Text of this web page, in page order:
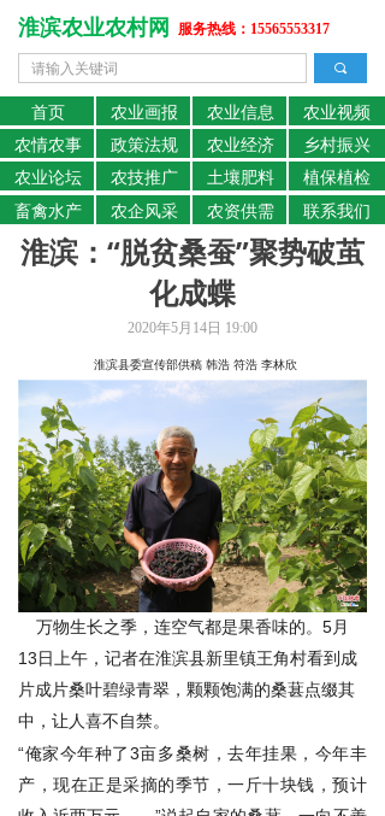
服务热线：15565553317
首页 农业画报 农业信息 农业视频
农业论坛 农技推广 土壤肥料 植保植检
淮滨农业农村网
끠
农情农事 政策法规 农业经济 乡村振兴
畜禽水产 农企风采 农资供需 联系我们
淮滨：“脱贫桑蚕”聚势破茧
化成蝶
淮滨县委宣传部供稿 韩浩 符浩 李林欣
万物生长之季，连空气都是果香味的。5月
13日上午，记者在淮滨县新里镇王角村看到成
片成片桑叶碧绿青翠，颗颗饱满的桑葚点缀其
中，让人喜不自禁。
“俺家今年种了3亩多桑树，去年挂果，今年丰
产，现在正是采摘的季节，一斤十块钱，预计
2020年5月14日 19:00